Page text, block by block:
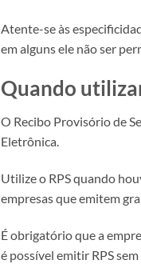
Atente-se às
em alguns ele não ser
Quando
O Recibo Provisório de
Eletrônica.
Utilize o RPS quando
empresas que emitem
É obrigatório que a
é possível emitir RPS